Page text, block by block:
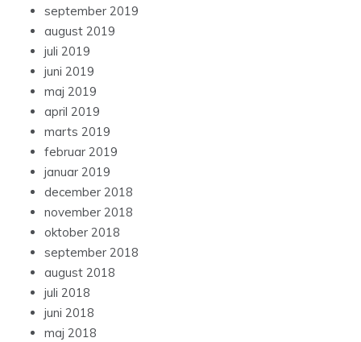
september 2019
august 2019
juli 2019
juni 2019
maj 2019
april 2019
marts 2019
februar 2019
januar 2019
december 2018
november 2018
oktober 2018
september 2018
august 2018
juli 2018
juni 2018
maj 2018